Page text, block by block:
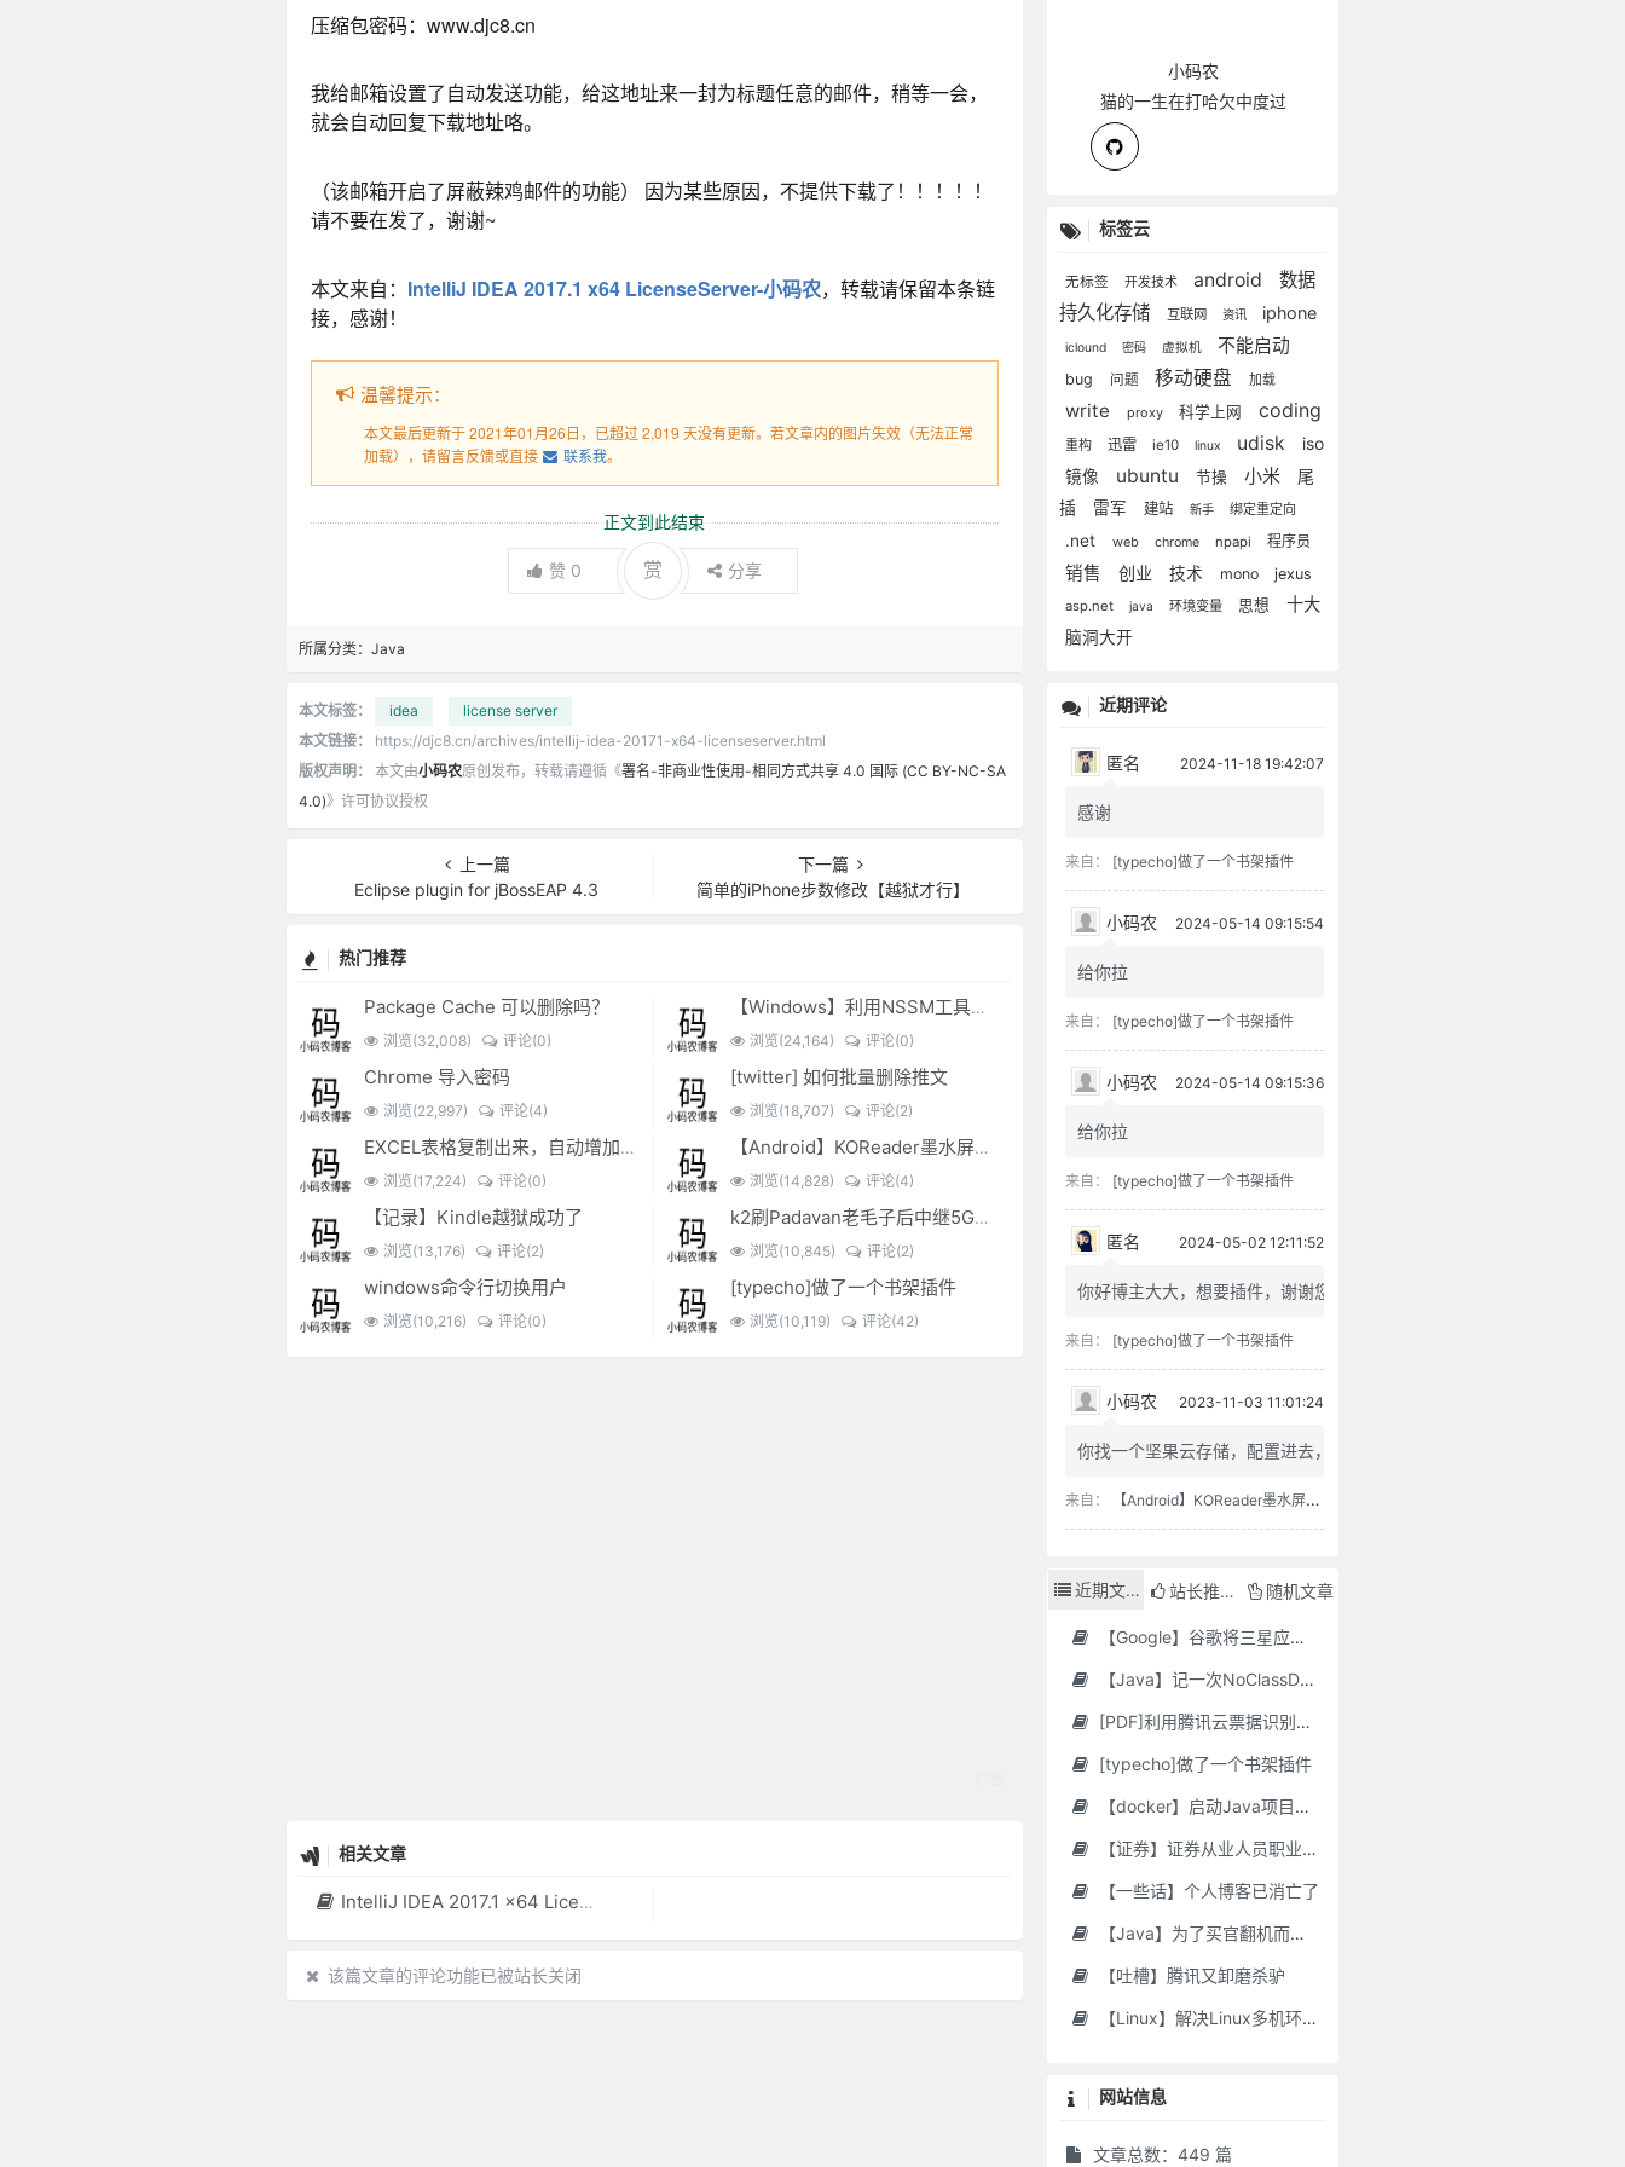
压缩包密码：www.djc8.cn
我给邮箱设置了自动发送功能，给这地址来一封为标题任意的邮件，稍等一会，
就会自动回复下载地址咯。
（该邮箱开启了屏蔽辣鸡邮件的功能） 因为某些原因，不提供下载了！！！！！
请不要在发了，谢谢~
本文来自： IntelliJ IDEA 2017.1 x64 LicenseServer-小码农，转载请保留本条链
接，感谢！
温馨提示：
本文最后更新于 2021年01月26日，已超过 2,019 天没有更新。若文章内的图片失效（无法正常
加载），请留言反馈或直接
联系我。
正文到此结束
赞 0 赏 分享
所属分类： Java
本文标签： idea
license server
本文链接：
https://djc8.cn/archives/intellij-idea-20171-x64-licenseserver.html
版权声明：
本文由小码农原创发布，转载请遵循《署名-非商业性使用-相同方式共享 4.0 国际 (CC BY-NC-SA
4.0)》许可协议授权
上一篇
Eclipse plugin for jBossEAP 4.3
下一篇
简单的iPhone步数修改【越狱才行】
热门推荐
Package Cache 可以删除吗？
浏览(32,008) 评论(0)
【Windows】利用NSSM工具让BAT脚本变成后台服务
浏览(24,164) 评论(0)
Chrome 导入密码
浏览(22,997) 评论(4)
[twitter] 如何批量删除推文
浏览(18,707) 评论(2)
EXCEL表格复制出来，自动增加双引号怎么解决？
浏览(17,224) 评论(0)
【Android】KOReader墨水屏用阅读器
浏览(14,828) 评论(4)
【记录】Kindle越狱成功了
浏览(13,176) 评论(2)
k2刷Padavan老毛子后中继5G搜索不到的问题解决
浏览(10,845) 评论(2)
windows命令行切换用户
浏览(10,216) 评论(0)
[typecho]做了一个书架插件
浏览(10,119) 评论(42)
相关文章
IntelliJ IDEA 2017.1 x64 LicenseServer
该篇文章的评论功能已被站长关闭
小码农
猫的一生在打哈欠中度过
标签云
无标签 开发技术 android
数据
持久化存储
互联网 资讯 iphone
iclound 密码 虚拟机 不能启动
bug 问题 移动硬盘 加载
write proxy 科学上网 coding
重构 迅雷 ie10 linux udisk iso
镜像 ubuntu 节操 小米
尾
插
雷军 建站 新手 绑定重定向
.net web chrome npapi 程序员
销售 创业 技术 mono jexus
asp.net java 环境变量 思想 十大
脑洞大开
近期评论
匿名 2024-11-18 19:42:07
感谢
来自： [typecho]做了一个书架插件
小码农 2024-05-14 09:15:54
给你拉
来自： [typecho]做了一个书架插件
小码农 2024-05-14 09:15:36
给你拉
来自： [typecho]做了一个书架插件
匿名 2024-05-02 12:11:52
你好博主大大，想要插件，谢谢您
来自： [typecho]做了一个书架插件
小码农 2023-11-03 11:01:24
你找一个坚果云存储，配置进去，...
来自： 【Android】KOReader墨水屏用阅读器
近期文章 站长推荐 随机文章
【Google】谷歌将三星应用程序标记为“有害”，并要求用户删除它们
【Java】记一次NoClassDefFoundError错误修复
[PDF]利用腾讯云票据识别接口自动修改PDF文件名
[typecho]做了一个书架插件
【docker】启动Java项目报GC Thread
【证券】证券从业人员职业道德要求及常见违规行为
【一些话】个人博客已消亡了
【Java】为了买官翻机而写的代码-DJI Stock Checker
【吐槽】腾讯又卸磨杀驴
【Linux】解决Linux多机环境UID/GID不一致导致的备份权限问题
网站信息
文章总数：449 篇